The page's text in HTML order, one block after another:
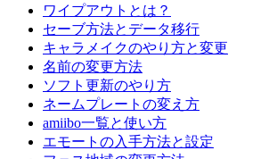
ワイプアウトとは？
セーブ方法とデータ移行
キャラメイクのやり方と変更
名前の変更方法
ソフト更新のやり方
ネームプレートの変え方
amiibo一覧と使い方
エモートの入手方法と設定